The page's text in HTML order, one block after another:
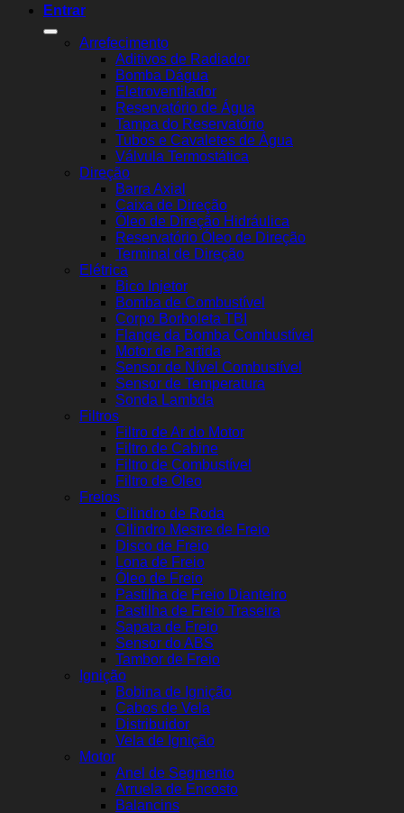
Entrar
Arrefecimento
Aditivos de Radiador
Bomba Dágua
Eletroventilador
Reservatório de Água
Tampa do Reservatório
Tubos e Cavaletes de Água
Válvula Termostática
Direção
Barra Axial
Caixa de Direção
Óleo de Direção Hidráulica
Reservatório Óleo de Direção
Terminal de Direção
Elétrica
Bico Injetor
Bomba de Combustível
Corpo Borboleta TBI
Flange da Bomba Combustível
Motor de Partida
Sensor de Nível Combustível
Sensor de Temperatura
Sonda Lambda
Filtros
Filtro de Ar do Motor
Filtro de Cabine
Filtro de Combustível
Filtro de Óleo
Freios
Cilindro de Roda
Cilindro Mestre de Freio
Disco de Freio
Lona de Freio
Óleo de Freio
Pastilha de Freio Dianteiro
Pastilha de Freio Traseira
Sapata de Freio
Sensor do ABS
Tambor de Freio
Ignição
Bobina de Ignição
Cabos de Vela
Distribuidor
Vela de Ignição
Motor
Anel de Segmento
Arruela de Encosto
Balancins